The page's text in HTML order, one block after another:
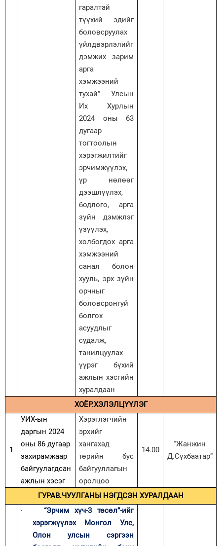
гаралтай
түүхий эдийг
боловсруулах
үйлдвэрлэлийг
дэмжих зарим
арга
хэмжээний
тухай” Улсын
Их Хурлын
2024 оны 63
дугаар
тогтоолын
хэрэгжилтийг
эрчимжүүлэх,
үр нөлөөг
дээшлүүлэх,
бодлого, арга
зүйн дэмжлэг
үзүүлэх,
холбогдох арга
хэмжээний
санал болон
хууль, эрх зүйн
орчныг
боловсронгуй
болгох
асуудлыг
судалж,
танилцуулах
үүрэг бүхий
ажлын хэсгийн
хуралдаан
ХОЁР.ХЭЛЭЛЦҮҮЛЭГ
1
УИХ-ын
даргын 2024
оны 86 дугаар
захирамжаар
байгуулагдсан
ажлын хэсэг
Хэрэглэгчийн
эрхийг
хангахад
төрийн бус
байгууллагын
оролцоо
14.00
“Жанжин
Д.Сүхбаатар”
ГУРАВ.ЧУУЛГАНЫ НЭГДСЭН ХУРАЛДААН
·
“Эрчим хүч-3 төсөл”-ийг
хэрэгжүүлэх Монгол Улс,
Олон улсын сэргээн